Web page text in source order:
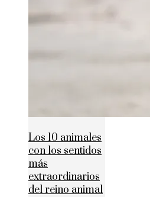
Los 10 animales
con los sentidos
más
extraordinarios
del reino animal